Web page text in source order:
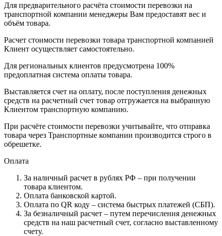
Для предварительного расчёта стоимости перевозки на
транспортной компании менеджеры Вам предоставят вес и
объём товара.
Расчет стоимости перевозки товара транспортной компанией
Клиент осуществляет самостоятельно.
Для региональных клиентов предусмотрена 100%
предоплатная система оплаты товара.
Выставляется счет на оплату, после поступления денежных
средств на расчетный счет товар отгружается на выбранную
Клиентом транспортную компанию.
При расчёте стоимости перевозки учитывайте, что отправка
товара через Транспортные компании производится строго в
обрешетке.
Оплата
За наличный расчет в рублях РФ – при получении
товара клиентом.
Оплата банковской картой.
Оплата по QR коду – система быстрых платежей (СБП).
За безналичный расчет – путем перечисления денежных
средств на наш расчетный счет, согласно выставленному
счету.